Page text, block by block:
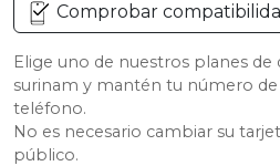
Comprobar
Elige uno de nuestros planes
surinam y mantén tu número
teléfono.
No es necesario cambiar su
público.